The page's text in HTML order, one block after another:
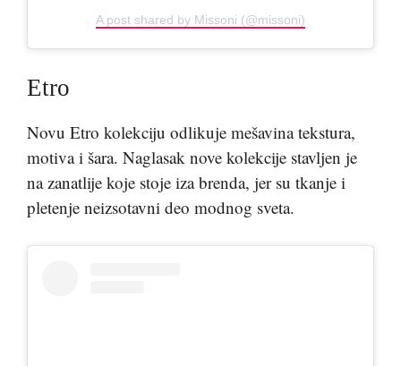
A post shared by Missoni (@missoni)
Etro
Novu Etro kolekciju odlikuje mešavina tekstura,
motiva i šara. Naglasak nove kolekcije stavljen je
na zanatlije koje stoje iza brenda, jer su tkanje i
pletenje neizsotavni deo modnog sveta.